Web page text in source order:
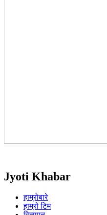
Jyoti Khabar
हाम्रोबारे
हाम्रो टिम